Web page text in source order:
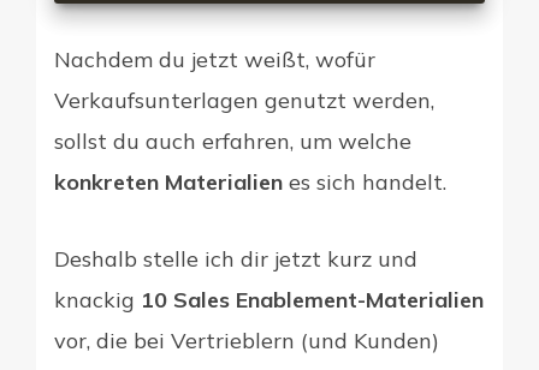
Nachdem du jetzt weißt, wofür
Verkaufsunterlagen genutzt werden,
sollst du auch erfahren, um welche
konkreten Materialien es sich handelt.
Deshalb stelle ich dir jetzt kurz und
knackig 10 Sales Enablement-Materialien
vor, die bei Vertrieblern (und Kunden)